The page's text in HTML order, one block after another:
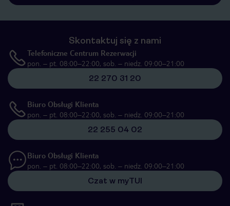
Skontaktuj się z nami
Telefoniczne Centrum Rezerwacji
pon. – pt. 08:00–22:00, sob. – niedz. 09:00–21:00
22 270 31 20
Biuro Obsługi Klienta
pon. – pt. 08:00–22:00, sob. – niedz. 09:00–21:00
22 255 04 02
Biuro Obsługi Klienta
pon. – pt. 08:00–22:00, sob. – niedz. 09:00–21:00
Czat w myTUI